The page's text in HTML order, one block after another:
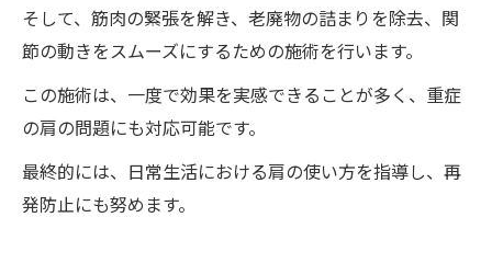
そして、筋肉の緊張を解き、老廃物の詰まりを除去、関
節の動きをスムーズにするための施術を行います。
この施術は、一度で効果を実感できることが多く、重症
の肩の問題にも対応可能です。
最終的には、日常生活における肩の使い方を指導し、再
発防止にも努めます。